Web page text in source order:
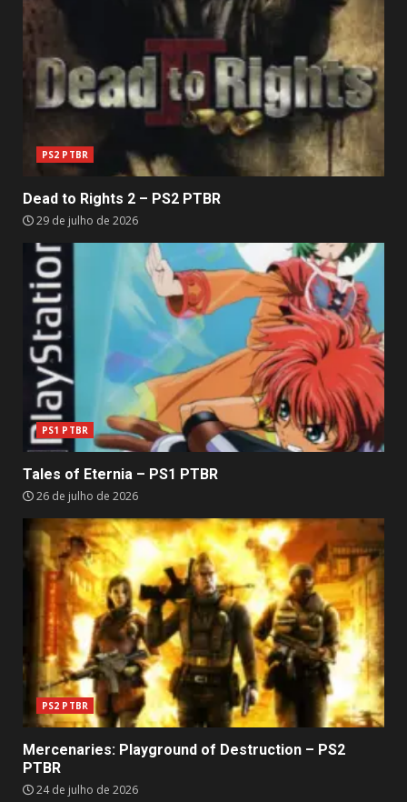
PS2 PTBR
Dead to Rights 2 – PS2 PTBR
29 de julho de 2026
PS1 PTBR
Tales of Eternia – PS1 PTBR
26 de julho de 2026
PS2 PTBR
Mercenaries: Playground of Destruction – PS2
PTBR
24 de julho de 2026